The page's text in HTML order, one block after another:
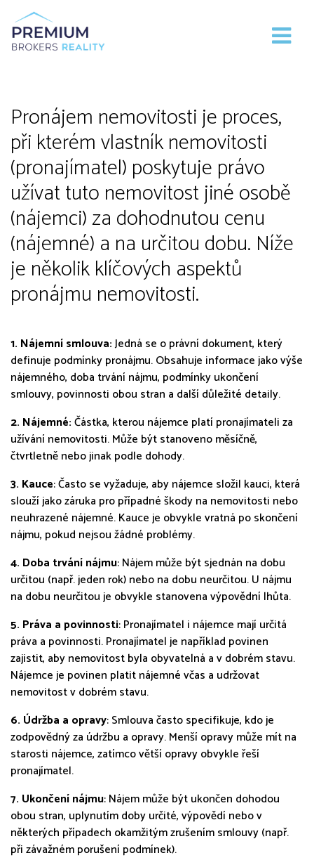
Pronájem nemovitosti je proces,
při kterém vlastník nemovitosti
(pronajímatel) poskytuje právo
užívat tuto nemovitost jiné osobě
(nájemci) za dohodnutou cenu
(nájemné) a na určitou dobu. Níže
je několik klíčových aspektů
pronájmu nemovitosti.
1. Nájemní smlouva:Jedná se o právní dokument, který
definuje podmínky pronájmu. Obsahuje informace jako výše
nájemného, doba trvání nájmu, podmínky ukončení
smlouvy, povinnosti obou stran a další důležité detaily.
2. Nájemné:Částka, kterou nájemce platí pronajímateli za
užívání nemovitosti. Může být stanoveno měsíčně,
čtvrtletně nebo jinak podle dohody.
3. Kauce: Často se vyžaduje, aby nájemce složil kauci, která
slouží jako záruka pro případné škody na nemovitosti nebo
neuhrazené nájemné. Kauce je obvykle vratná po skončení
nájmu, pokud nejsou žádné problémy.
4. Doba trvání nájmu: Nájem může být sjednán na dobu
určitou (např. jeden rok) nebo na dobu neurčitou. U nájmu
na dobu neurčitou je obvykle stanovena výpovědní lhůta.
5. Práva a povinnosti: Pronajímatel i nájemce mají určitá
práva a povinnosti. Pronajímatel je například povinen
zajistit, aby nemovitost byla obyvatelná a v dobrém stavu.
Nájemce je povinen platit nájemné včas a udržovat
nemovitost v dobrém stavu.
6. Údržba a opravy: Smlouva často specifikuje, kdo je
zodpovědný za údržbu a opravy. Menší opravy může mít na
starosti nájemce, zatímco větší opravy obvykle řeší
pronajímatel.
7. Ukončení nájmu: Nájem může být ukončen dohodou
obou stran, uplynutím doby určité, výpovědí nebo v
některých případech okamžitým zrušením smlouvy (např.
při závažném porušení podmínek).